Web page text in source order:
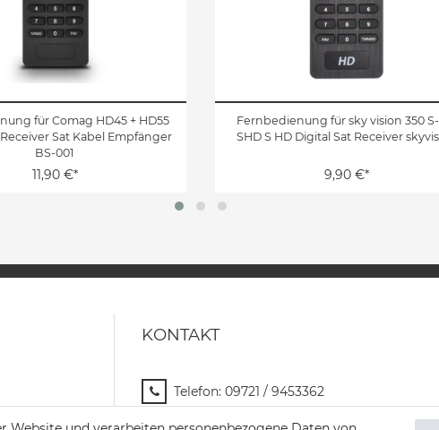
für Comag HD45 + HD55
Sat Kabel Empfänger
BS-001
11,90 €*
Fernbedienung für sky vision 350
SHD S HD Digital Sat Receiver
9,90 €*
KONTAKT
Telefon: 09721 / 9453362